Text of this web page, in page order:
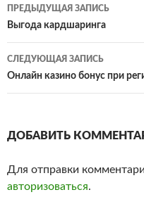
Навигация
по
записям
ПРЕДЫДУЩАЯ ЗАПИСЬ
Выгода кардшаринга
СЛЕДУЮЩАЯ ЗАПИСЬ
Онлайн казино бонус при
ДОБАВИТЬ
Для отправки
авторизоваться.